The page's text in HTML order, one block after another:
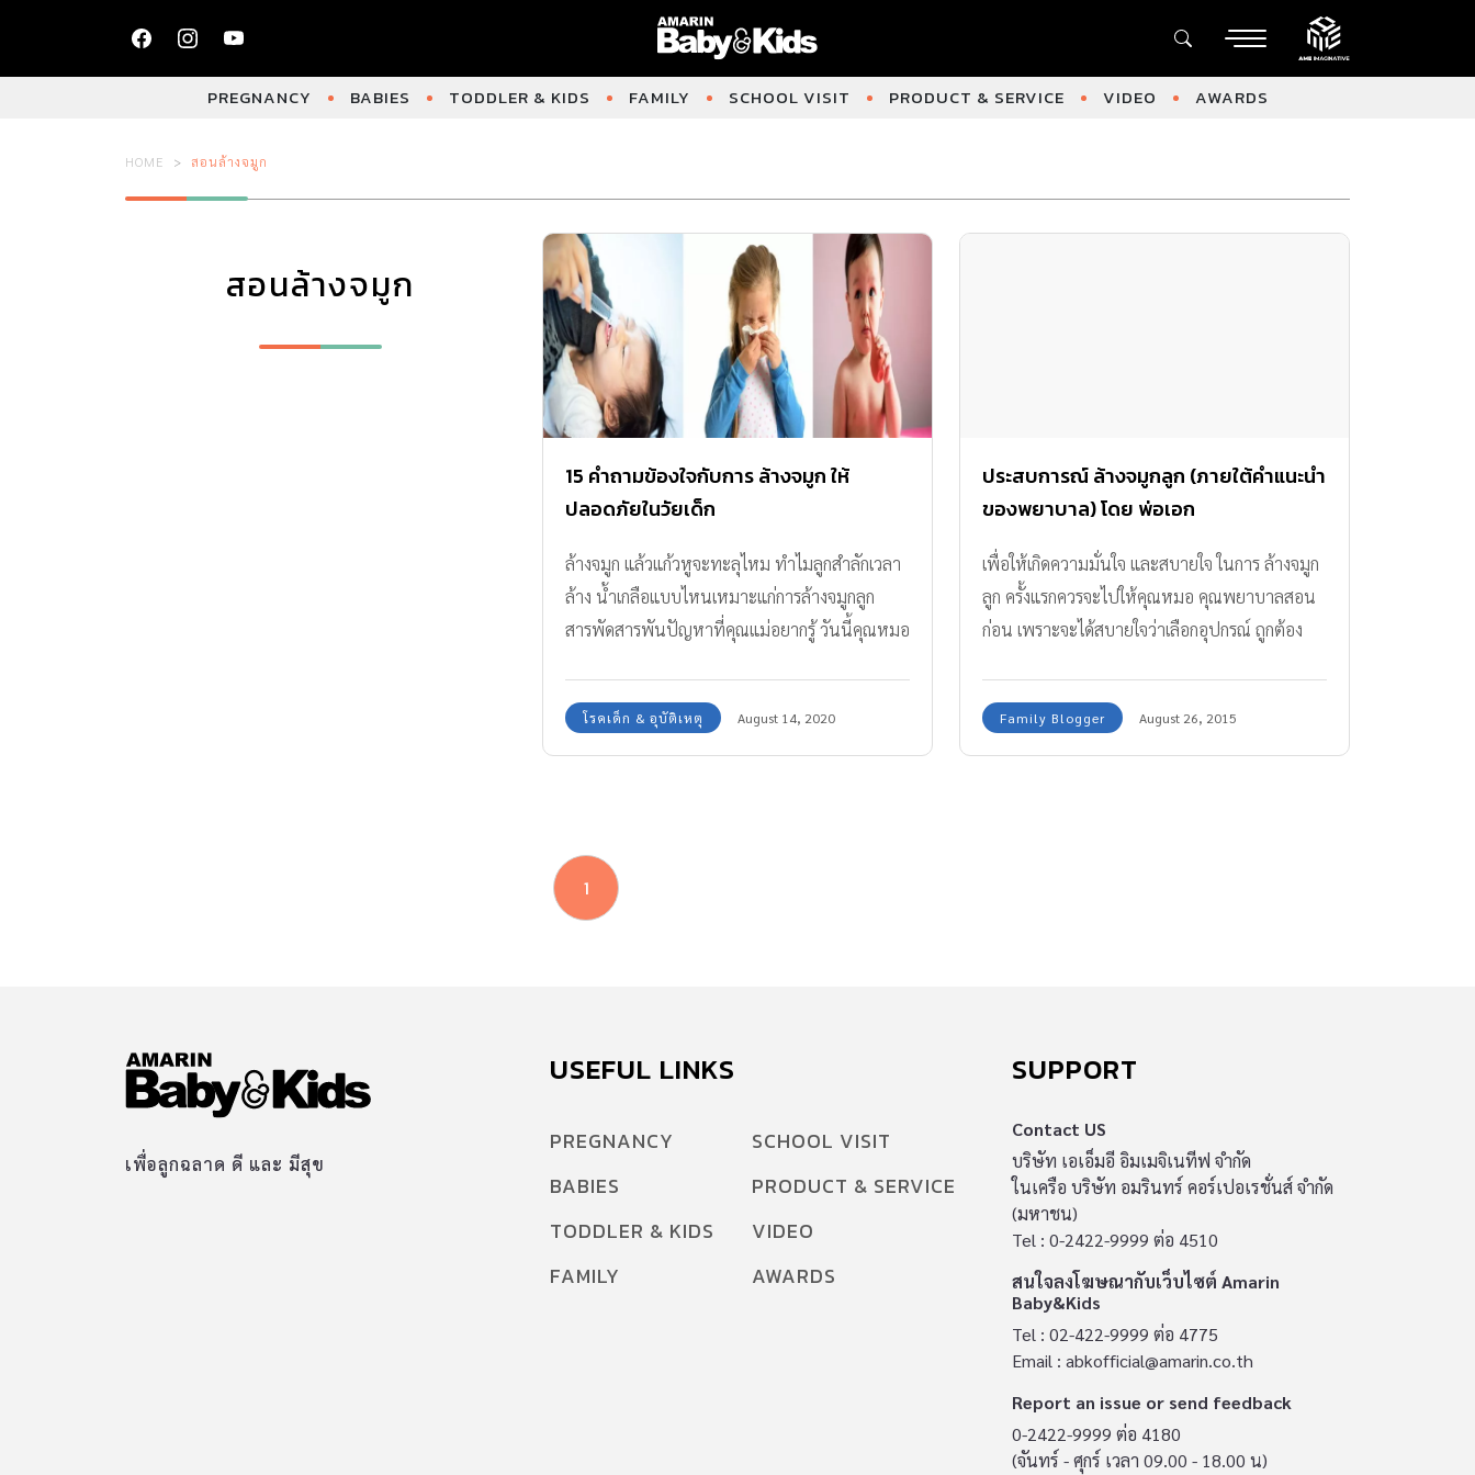
PREGNANCY BABIES TODDLER & KIDS FAMILY SCHOOL VISIT PRODUCT & SERVICE VIDEO AWARDS
HOME สอนล้างจมูก
สอนล้างจมูก
15 คำถามข้องใจกับการ ล้างจมูก ให้
ปลอดภัยในวัยเด็ก
ล้างจมูก แล้วแก้วหูจะทะลุไหม ทำไมลูกสำลักเวลา
ล้าง น้ำเกลือแบบไหนเหมาะแก่การล้างจมูกลูก
สารพัดสารพันปัญหาที่คุณแม่อยากรู้ วันนี้คุณหมอ
โรคเด็ก & อุบัติเหตุ August 14, 2020
ประสบการณ์ ล้างจมูกลูก (ภายใต้คำแนะนำ
ของพยาบาล) โดย พ่อเอก
เพื่อให้เกิดความมั่นใจ และสบายใจ ในการ ล้างจมูก
ลูก ครั้งแรกควรจะไปให้คุณหมอ คุณพยาบาลสอน
ก่อน เพราะจะได้สบายใจว่าเลือกอุปกรณ์ ถูกต้อง
Family Blogger August 26, 2015
1
เพื่อลูกฉลาด ดี และ มีสุข
USEFUL LINKS
PREGNANCY
BABIES
TODDLER & KIDS
FAMILY
SCHOOL VISIT
PRODUCT & SERVICE
VIDEO
AWARDS
SUPPORT
Contact US
บริษัท เอเอ็มอี อิมเมจิเนทีฟ จำกัด
ในเครือ บริษัท อมรินทร์ คอร์เปอเรชั่นส์ จำกัด
(มหาชน)
Tel : 0-2422-9999 ต่อ 4510
สนใจลงโฆษณากับเว็บไซต์ Amarin
Baby&Kids
Tel : 02-422-9999 ต่อ 4775
Email : abkofficial@amarin.co.th
Report an issue or send feedback
0-2422-9999 ต่อ 4180
(จันทร์ - ศุกร์ เวลา 09.00 - 18.00 น)